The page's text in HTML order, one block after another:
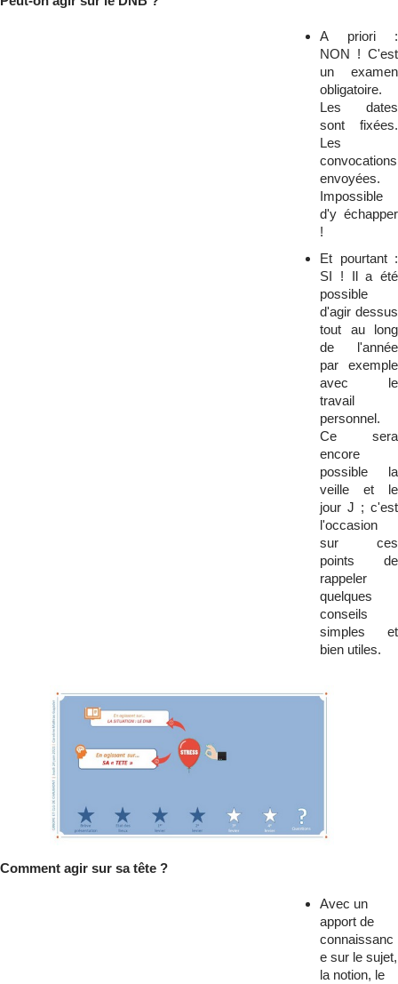
A priori :
NON ! C'est
un examen
obligatoire.
Les dates
sont fixées.
Les
convocations
envoyées.
Impossible
d'y échapper
!
Et pourtant :
SI ! Il a été
possible
d'agir dessus
tout au long
de l'année
par exemple
avec le
travail
personnel.
Ce sera
encore
possible la
veille et le
jour J ; c'est
l'occasion
sur ces
points de
rappeler
quelques
conseils
simples et
bien utiles.
Comment agir sur sa tête ?
Avec un
apport de
connaissanc
e sur le sujet,
la notion, le